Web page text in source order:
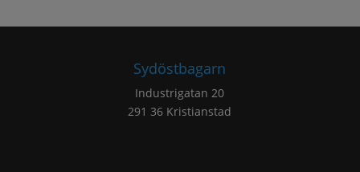
Sydöstbagarn
Industrigatan 20
291 36 Kristianstad